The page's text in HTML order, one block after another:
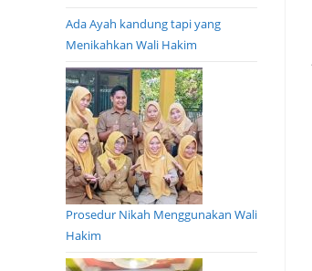
Ada Ayah kandung tapi yang
Menikahkan Wali Hakim
Prosedur Nikah Menggunakan Wali
Hakim